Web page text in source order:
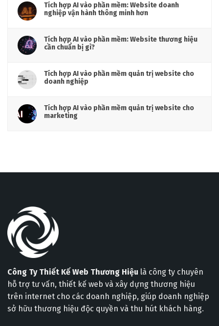
Tích hợp AI vào phần mềm: Website doanh
nghiệp vận hành thông minh hơn
Tích hợp AI vào phần mềm: Website thương hiệu
cần chuẩn bị gì?
Tích hợp AI vào phần mềm quản trị website cho
doanh nghiệp
Tích hợp AI vào phần mềm quản trị website cho
marketing
Công Ty Thiết Kế Web Thương Hiệu là công ty chuyên
hỗ trợ tư vấn, thiết kế web và xây dựng thương hiệu
trên internet cho các doanh nghiệp, giúp doanh nghiệp
sở hữu thương hiệu độc quyền và thu hút khách hàng.